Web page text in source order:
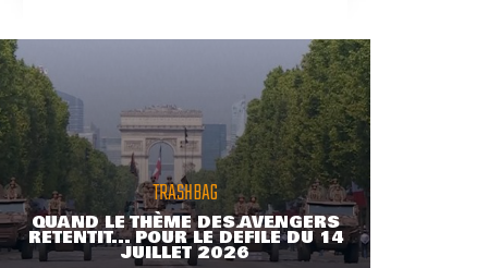
TRASHBAG
QUAND LE THÈME DES AVENGERS
RETENTIT... POUR LE DÉFILÉ DU 14
JUILLET 2026